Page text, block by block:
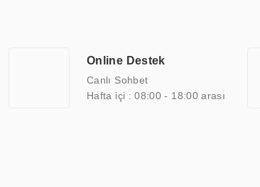
arasında yer almaktadır. ERPA Teknoloji,
yılların getirdiği bilgi ve tecrübe ile birleştiren ERPA
Online Destek
Canlı Sohbet
Hafta içi : 08:00 - 18:00 arası